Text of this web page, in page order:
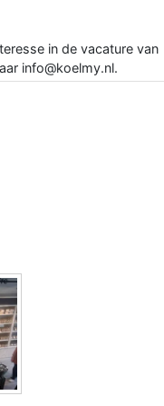
in de vacature van
info@koelmy.nl.